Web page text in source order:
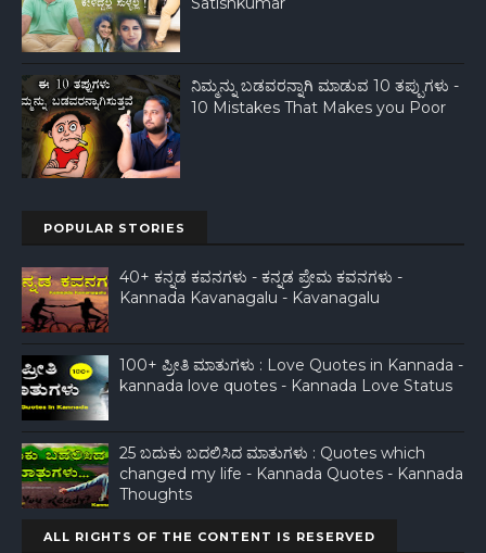
ನಿಮ್ಮನ್ನು ಬಡವರನ್ನಾಗಿ ಮಾಡುವ 10 ತಪ್ಪುಗಳು -
10 Mistakes That Makes you Poor
POPULAR STORIES
40+ ಕನ್ನಡ ಕವನಗಳು - ಕನ್ನಡ ಪ್ರೇಮ ಕವನಗಳು -
Kannada Kavanagalu - Kavanagalu
100+ ಪ್ರೀತಿ ಮಾತುಗಳು : Love Quotes in Kannada -
kannada love quotes - Kannada Love Status
25 ಬದುಕು ಬದಲಿಸಿದ ಮಾತುಗಳು : Quotes which
changed my life - Kannada Quotes - Kannada
Thoughts
ALL RIGHTS OF THE CONTENT IS RESERVED